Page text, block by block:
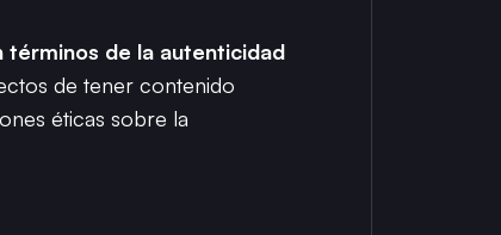
términos de la autenticidad
de tener contenido
éticas sobre la